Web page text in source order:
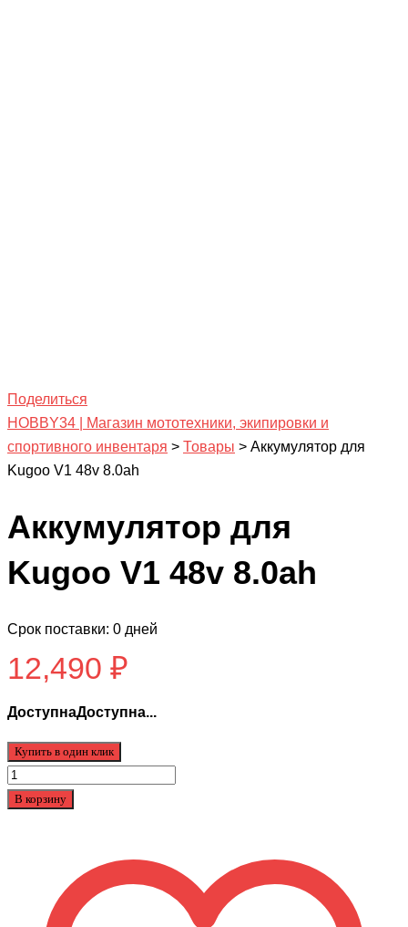
Поделиться
HOBBY34 | Магазин мототехники, экипировки и
спортивного инвентаря > Товары > Аккумулятор для
Kugoo V1 48v 8.0ah
Аккумулятор для
Kugoo V1 48v 8.0ah
Срок поставки: 0 дней
12,490 ₽
ДоступнаДоступна...
Купить в один клик
Количество
товара
В корзину